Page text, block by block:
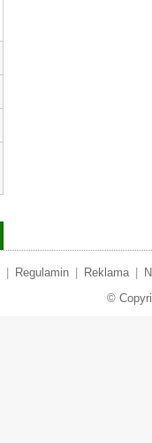
Regulamin Reklama
©